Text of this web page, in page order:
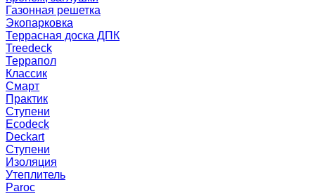
Газонная решетка
Экопарковка
Террасная доска ДПК
Treedeck
Террапол
Классик
Смарт
Практик
Ступени
Ecodeck
Deckart
Ступени
Изоляция
Утеплитель
Paroc